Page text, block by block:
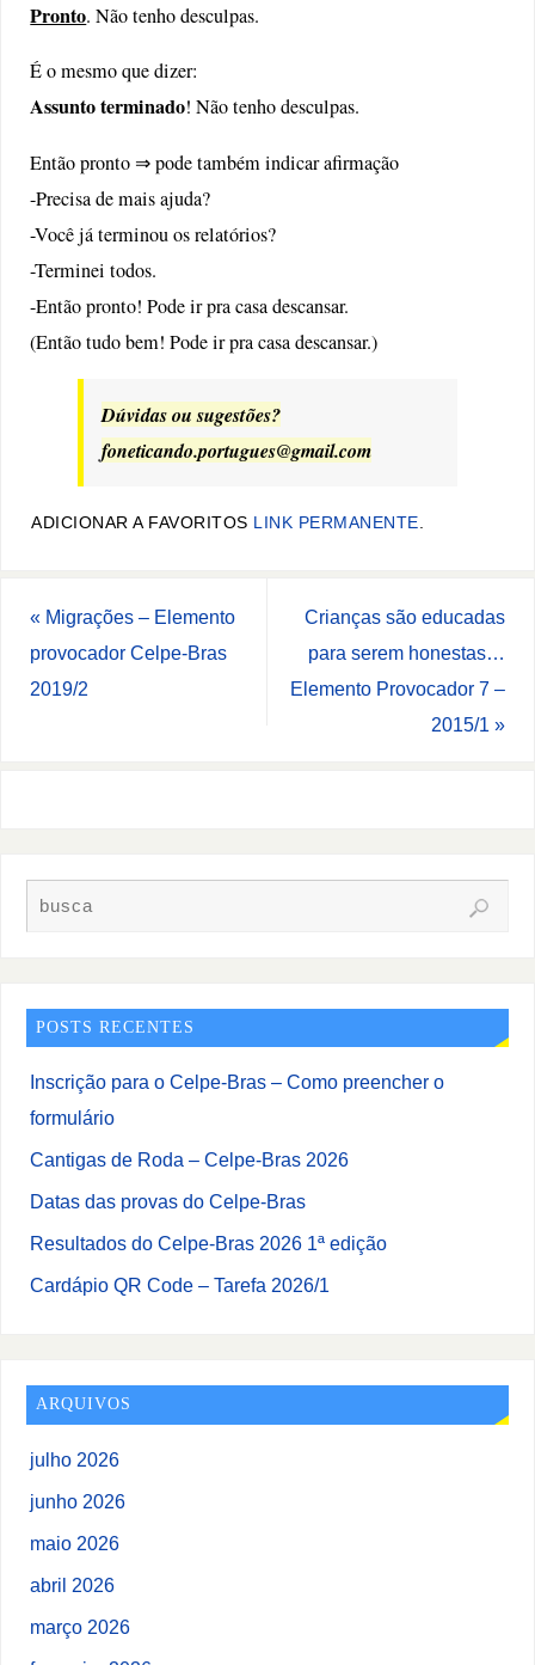
Pronto. Não tenho desculpas.
É o mesmo que dizer:
Assunto terminado! Não tenho desculpas.
Então pronto ⇒ pode também indicar afirmação
-Precisa de mais ajuda?
-Você já terminou os relatórios?
-Terminei todos.
-Então pronto! Pode ir pra casa descansar.
(Então tudo bem! Pode ir pra casa descansar.)
Dúvidas ou sugestões?
foneticando.portugues@gmail.com
ADICIONAR A FAVORITOS LINK PERMANENTE.
« Migrações – Elemento
provocador Celpe-Bras
2019/2
Crianças são educadas
para serem honestas…
Elemento Provocador 7 –
2015/1 »
POSTS RECENTES
Inscrição para o Celpe-Bras – Como preencher o
formulário
Cantigas de Roda – Celpe-Bras 2026
Datas das provas do Celpe-Bras
Resultados do Celpe-Bras 2026 1ª edição
Cardápio QR Code – Tarefa 2026/1
ARQUIVOS
julho 2026
junho 2026
maio 2026
abril 2026
março 2026